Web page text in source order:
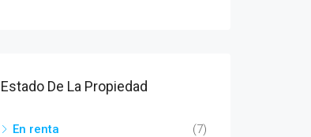
Estado De La Propiedad
En renta
(7)